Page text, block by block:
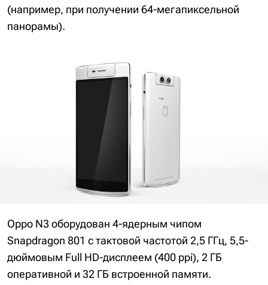
(например, при получении 64-мегапиксельной
панорамы).
Oppo N3 оборудован 4-ядерным чипом
Snapdragon 801 с тактовой частотой 2,5 ГГц, 5,5-
дюймовым Full HD-дисплеем (400 ppi), 2 ГБ
оперативной и 32 ГБ встроенной памяти.